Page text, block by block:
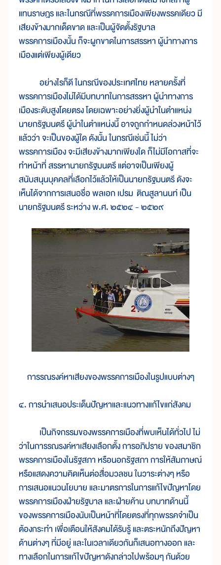
แทนราษฎร และในกรณีที่พรรคการเมืองเพียงพรรคเดียว มี
เสียงข้างมากเด็ดขาด และเป็นผู้จัดตั้งรัฐบาล
พรรคการเมืองนั้น ก็จะผูกขาดในการสรรหา ผู้นำทางการ
เมืองแต่เพียงผู้เดียว
อย่างไรก็ดี ในกรณีของประเทศไทย หลายครั้งที่
พรรคการเมืองไม่ได้มีบทบาทในการสรรหา ผู้นำทางการ
เมืองระดับสูงโดยตรง โดยเฉพาะอย่างยิ่งผู้นำในตำแหน่ง
นายกรัฐมนตรี ผู้นำในตำแหน่งนี้ อาจถูกกำหนดล่วงหน้าไว้
แล้วว่า จะเป็นของผู้ใด ดังนั้น ในกรณีเช่นนี้ ไม่ว่า
พรรคการเมือง จะมีเสียงข้างมากเพียงใด ก็ไม่มีโอกาสที่จะ
ทำหน้าที่ สรรหานายกรัฐมนตรี แต่อาจเป็นเพียงผู้
สนับสนุนบุคคลที่เลือกไว้แล้วให้เป็นนายกรัฐมนตรี ดังจะ
เห็นได้จากการเสนอชื่อ พลเอก เปรม ติณสูลานนท์ เป็น
นายกรัฐมนตรี ระหว่าง พ.ศ. ๒๕๒๔ - ๒๕๒๙
การรณรงค์หาเสียงของพรรคการเมืองในรูปแบบต่างๆ
๔. การนำเสนอประเด็นปัญหาและแนวทางแก้ไขแก่สังคม
เป็นกิจกรรมของพรรคการเมืองที่พบเห็นได้ทั่วไป ไม่
ว่าในการรณรงค์หาเสียงเลือกตั้ง การอภิปราย ของสมาชิก
พรรคการเมืองในรัฐสภา หรือนอกรัฐสภา การให้สัมภาษณ์
หรือแสดงความคิดเห็นต่อสื่อมวลชน ในวาระต่างๆ หรือ
การเสนอแนวนโยบาย และมาตรการในการแก้ไขปัญหาโดย
พรรคการเมืองฝ่ายรัฐบาล และฝ่ายค้าน บทบาทด้านนี้
ของพรรคการเมืองนับเป็นหน้าที่โดยตรงที่ทุกพรรคจำเป็น
ต้องกระทำ เพื่อเตือนให้สังคมได้รับรู้ และตระหนักถึงปัญหา
ด้านต่างๆ ที่มีอยู่ และในเวลาเดียวกันก็เสนอทางออก และ
ทางเลือกในการแก้ไขปัญหาดังกล่าวไปพร้อมๆ กันด้วย